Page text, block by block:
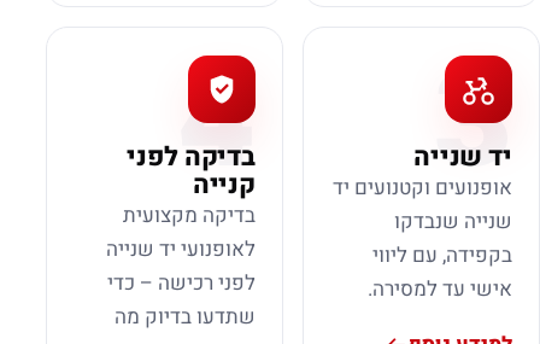
3
יד שנייה
אופנועים וקטנועים יד
שנייה שנבדקו
בקפידה, עם ליווי
אישי עד למסירה.
4
בדיקה לפני
קנייה
בדיקה מקצועית
לאופנועי יד שנייה
לפני רכישה – כדי
שתדעו בדיוק מה